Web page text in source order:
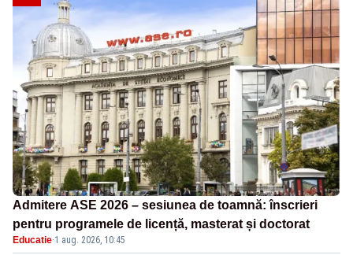
Admitere ASE 2026 – sesiunea de toamnă: înscrieri
pentru programele de licență, masterat și doctorat
Educatie·1 aug. 2026, 10:45